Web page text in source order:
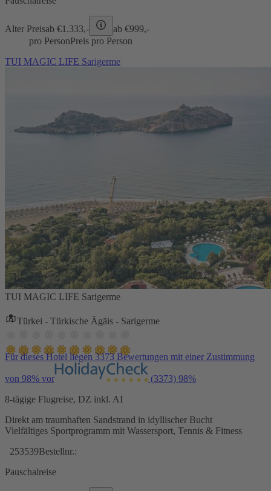
Alter Preisab €1.333,- ab €999,-
pro PersonPreis pro Person
TUI MAGIC LIFE Sarigerme
TUI MAGIC LIFE Sarigerme
Türkei - Türkische Ägäis - Sarigerme
Für dieses Hotel liegen 3373 Bewertungen mit einer Zustimmung
von 98% vor (3373) 98%
8-tägige Flugreise, DZ inkl. AI
Direkt am traumhaften Sandstrand in idyllischer Bucht
Vielfältiges Sportprogramm mit Wassersport, Tennis & Fitness
253539Bestellnr.:
Pauschalreise